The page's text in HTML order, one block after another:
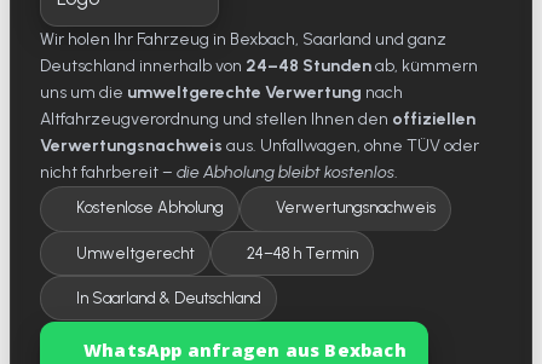
Wir holen Ihr Fahrzeug in Bexbach, Saarland und ganz
Deutschland innerhalb von 24–48 Stundenab, kümmern
uns um die umweltgerechte Verwertung nach
Altfahrzeugverordnung und stellen Ihnen den offiziellen
Verwertungsnachweis aus. Unfallwagen, ohne TÜV oder
nicht fahrbereit – die Abholung bleibt kostenlos.
Kostenlose Abholung Verwertungsnachweis
Umweltgerecht 24–48 h Termin
In Saarland & Deutschland
WhatsApp anfragen aus Bexbach